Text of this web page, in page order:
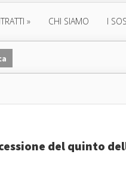
» CHI SIAMO I
del quinto